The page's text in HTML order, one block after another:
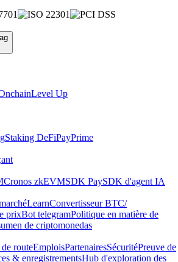
Level Up
Staking DeFiPayPrime
Cronos zkEVMSDK PaySDK d'agent IA
LearnConvertisseur BTC/
prixBot telegramPolitique en matière de
de criptomonedas
routeEmploisPartenairesSécuritéPreuve de
& enregistrementsHub d'exploration des